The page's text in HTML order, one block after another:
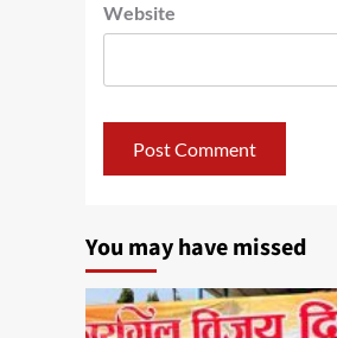
Website
You may have missed